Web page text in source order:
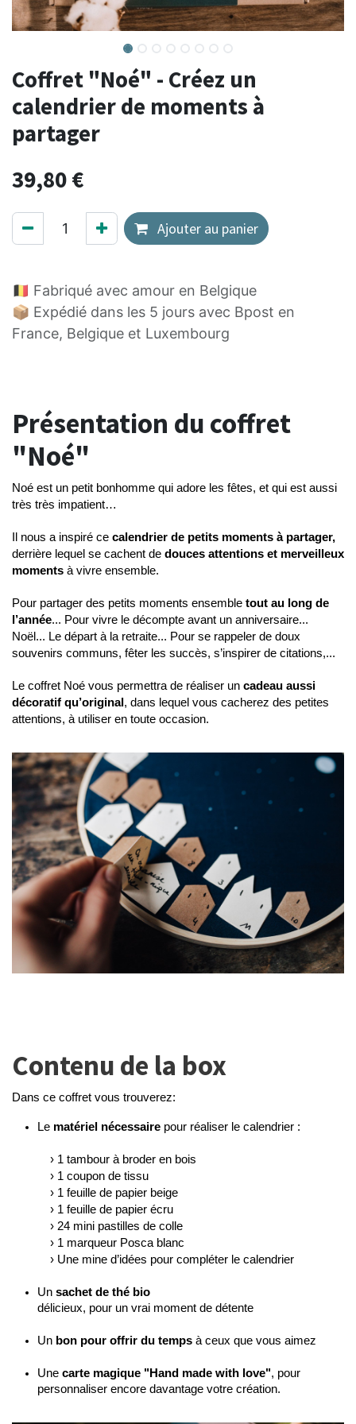
Coffret "Noé" - Créez un
calendrier de moments à
partager
39,80€
Ajouter au panier
🇧🇪 Fabriqué avec amour en Belgique
📦 Expédié dans les 5 jours avec Bpost en
France, Belgique et Luxembourg
Présentation du coffret
"Noé"
Noé est un petit bonhomme qui adore les fêtes, et qui est aussi
très très impatient…
Il nous a inspiré ce calendrier de petits moments à partager,
derrière lequel se cachent de douces attentions et merveilleux
moments à vivre ensemble.
Pour partager des petits moments ensemble tout au long de
l’année... Pour vivre le décompte avant un anniversaire...
Noël... Le départ à la retraite... Pour se rappeler de doux
souvenirs communs, fêter les succès, s’inspirer de citations,...
Le coffret Noé vous permettra de réaliser un cadeau aussi
décoratif qu’original , dans lequel vous cacherez des petites
attentions, à utiliser en toute occasion.
Contenu de la box
Dans ce coffret vous trouverez:
Le matériel nécessaire pour réaliser le calendrier :
› 1 tambour à broder en bois
› 1 coupon de tissu
› 1 feuille de papier beige
› 1 feuille de papier écru
› 24 mini pastilles de colle
› 1 marqueur Posca blanc
› Une mine d’idées pour compléter le calendrier
Un sachet de thé bio
délicieux, pour un vrai moment de détente
Un bon pour offrir du temps à ceux que vous aimez
Une carte magique "Hand made with love", pour
personnaliser encore davantage votre création.